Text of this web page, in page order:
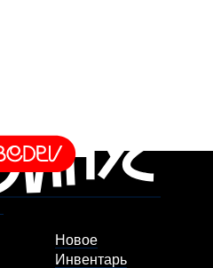
Новое
Инвентарь